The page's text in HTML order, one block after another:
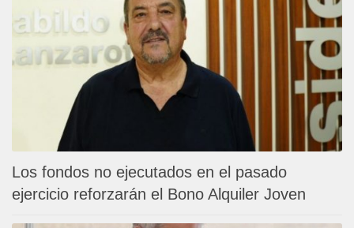
Los fondos no ejecutados en el pasado
ejercicio reforzarán el Bono Alquiler Joven